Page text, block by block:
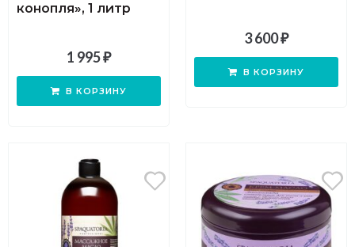
конопля», 1 литр
1 995₽
В КОРЗИНУ
3 600₽
В КОРЗИНУ